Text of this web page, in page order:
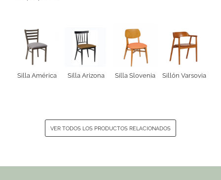
Silla América Silla Arizona Silla Slovenia Sillón Varsovia
VER TODOS LOS PRODUCTOS RELACIONADOS